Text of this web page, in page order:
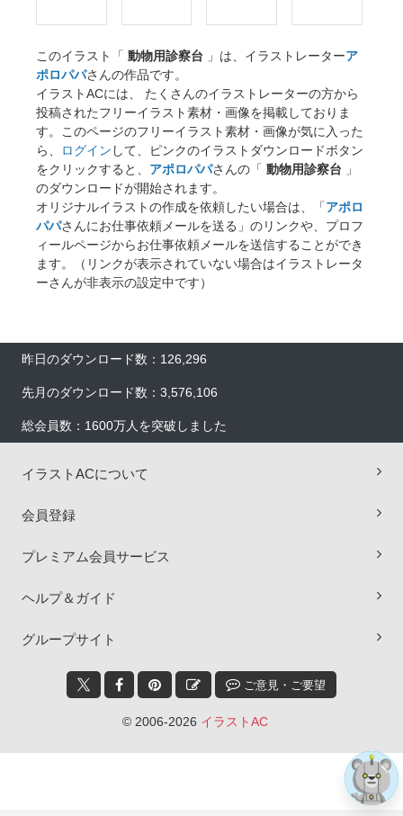
このイラスト「 動物用診察台 」は、イラストレーターア
ポロパパさんの作品です。
イラストACには、 たくさんのイラストレーターの方から
投稿されたフリーイラスト素材・画像を掲載しておりま
す。このページのフリーイラスト素材・画像が気に入った
ら、
ログイン して、ピンクのイラストダウンロードボタン
をクリックすると、 アポロパパさんの「 動物用診察台 」
のダウンロードが開始されます。
オリジナルイラストの作成を依頼したい場合は、「アポロ
パパさんにお仕事依頼メールを送る」のリンクや、プロフ
ィールページからお仕事依頼メールを送信することができ
ます。（リンクが表示されていない場合はイラストレータ
ーさんが非表示の設定中です）
昨日のダウンロード数：126,296
先月のダウンロード数：3,576,106
総会員数：1600万人を突破しました
イラストACについて
会員登録
プレミアム会員サービス
ヘルプ＆ガイド
グループサイト
ご意見・ご要望
© 2006-2026 イラストAC